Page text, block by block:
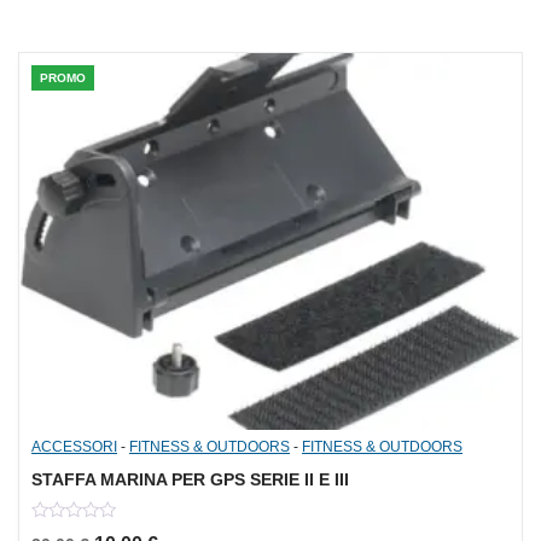
PROMO
ACCESSORI - FITNESS & OUTDOORS - FITNESS & OUTDOORS
STAFFA MARINA PER GPS SERIE II E III